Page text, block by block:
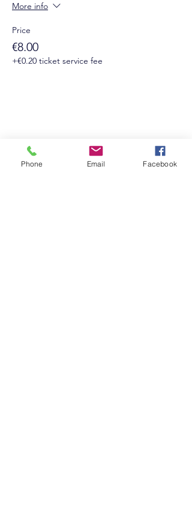
More info
Price
€8.00
+€0.20 ticket service fee
Suivez-nous sur les réseaux sociaux :
Phone Email Facebook